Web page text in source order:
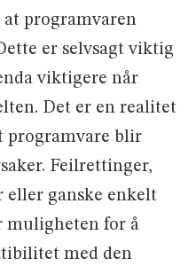
programvaren
er selvsagt viktig
viktigere når
Det er en realitet
programvare blir
Feilrettinger,
eller ganske enkelt
muligheten for å
med den